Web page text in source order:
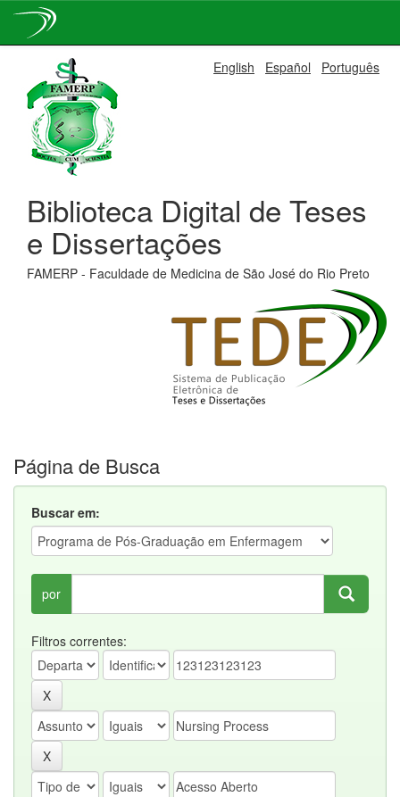
navigation
English Español Português
Biblioteca Digital de Teses
e Dissertações
FAMERP - Faculdade de Medicina de São José do Rio Preto
Página de Busca
Buscar em:
por
Filtros correntes: